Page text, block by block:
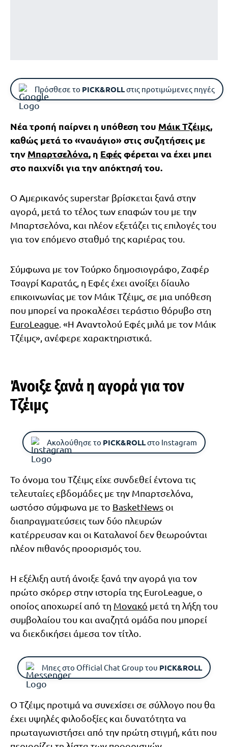
Πρόσθεσε το PICK&ROLLστις προτιμώμενες πηγές
Νέα τροπή παίρνει η υπόθεση του Μάικ Τζέιμς,
καθώς μετά το «ναυάγιο» στις συζητήσεις με
την Μπαρτσελόνα, η Εφέςφέρεται να έχει μπει
στο παιχνίδι για την απόκτησή του.
Ο Αμερικανός superstar βρίσκεται ξανά στην
αγορά, μετά το τέλος των επαφών του με την
Μπαρτσελόνα, και πλέον εξετάζει τις επιλογές του
για τον επόμενο σταθμό της καριέρας του.
Σύμφωνα με τον Τούρκο δημοσιογράφο, Ζαφέρ
Τσαγρί Καρατάς, η Εφές έχει ανοίξει δίαυλο
επικοινωνίας με τον Μάικ Τζέιμς, σε μια υπόθεση
που μπορεί να προκαλέσει τεράστιο θόρυβο στη
EuroLeague . «Η Αναντολού Εφές μιλά με τον Μάικ
Τζέιμς», ανέφερε χαρακτηριστικά.
Άνοιξε ξανά η αγορά για τον
Τζέιμς
Ακολούθησε το PICK&ROLLστο Instagram
Το όνομα του Τζέιμς είχε συνδεθεί έντονα τις
τελευταίες εβδομάδες με την Μπαρτσελόνα,
ωστόσο σύμφωνα με το BasketNews οι
διαπραγματεύσεις των δύο πλευρών
κατέρρευσαν και οι Καταλανοί δεν θεωρούνται
πλέον πιθανός προορισμός του.
Η εξέλιξη αυτή άνοιξε ξανά την αγορά για τον
πρώτο σκόρερ στην ιστορία της EuroLeague, ο
οποίος αποχωρεί από τη Μονακό μετά τη λήξη του
συμβολαίου του και αναζητά ομάδα που μπορεί
να διεκδικήσει άμεσα τον τίτλο.
Μπες στο Official Chat Group του PICK&ROLL
Ο Τζέιμς προτιμά να συνεχίσει σε σύλλογο που θα
έχει υψηλές φιλοδοξίες και δυνατότητα να
πρωταγωνιστήσει από την πρώτη στιγμή, κάτι που